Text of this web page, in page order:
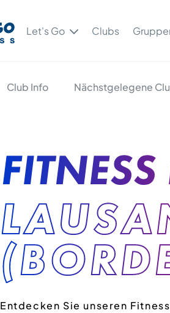
Let's Go Clubs
Club Info Nächstgelegene
Entdecken Sie unseren